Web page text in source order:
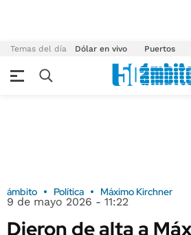
Temas del día Dólar en vivo Puertos
ámbito Política Máximo Kirchner
9 de mayo 2026 - 11:22
Dieron de alta a